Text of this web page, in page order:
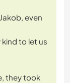
even
to let us
they took